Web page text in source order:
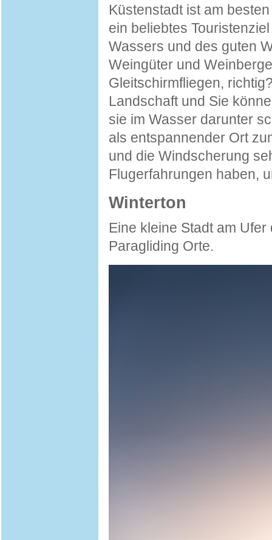
Küstenstadt ist am
ein beliebtes
Wassers und des guten
Weingüter und
Gleitschirmfliegen,
Landschaft und Sie
sie im Wasser darunter
als entspannender Ort
und die Windscherung
Flugerfahrungen haben,
Winterton
Eine kleine Stadt am
Paragliding Orte.